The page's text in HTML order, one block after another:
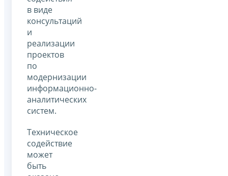
в виде
консультаций
и
реализации
проектов
по
модернизации
информационно-
аналитических
систем.
Техническое
содействие
может
быть